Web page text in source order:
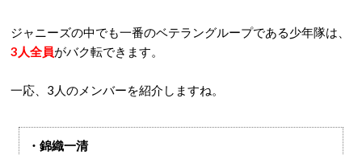
ジャニーズの中でも一番のベテラングループである少年隊は、
3人全員がバク転できます。
一応、3人のメンバーを紹介しますね。
・錦織一清